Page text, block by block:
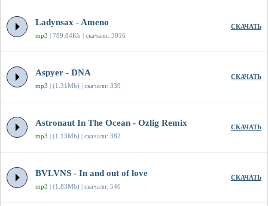
Ladynsax - Ameno
mp3 | 789.84Kb | скачали: 3016
СКАЧАТЬ
Aspyer - DNA
mp3 | (1.31Mb) | скачали: 339
СКАЧАТЬ
Astronaut In The Ocean - Ozlig Remix
mp3 | (1.13Mb) | скачали: 382
СКАЧАТЬ
BVLVNS - In and out of love
mp3 | (1.83Mb) | скачали: 540
СКАЧАТЬ